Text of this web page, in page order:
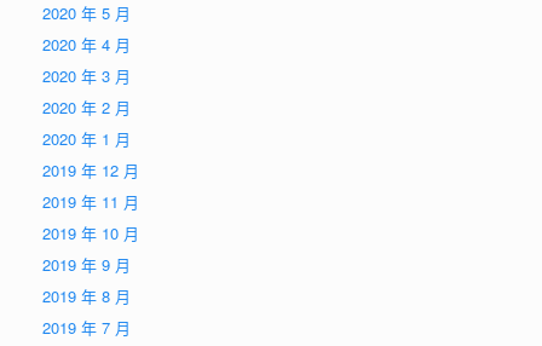
2020 年 5 月
2020 年 4 月
2020 年 3 月
2020 年 2 月
2020 年 1 月
2019 年 12 月
2019 年 11 月
2019 年 10 月
2019 年 9 月
2019 年 8 月
2019 年 7 月